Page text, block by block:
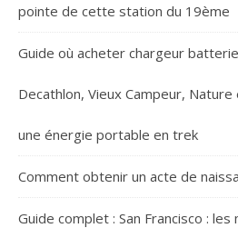
pointe de cette station du 19ème
Guide où acheter chargeur
Decathlon, Vieux Campeur,
une énergie portable en trek
Comment obtenir un acte de
Guide complet : San Francisco :